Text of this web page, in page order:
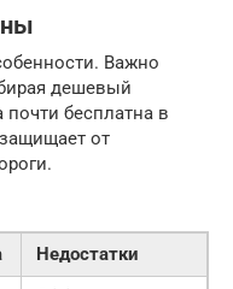
Важно
дешевый
почти бесплатна в
от
Недостатки